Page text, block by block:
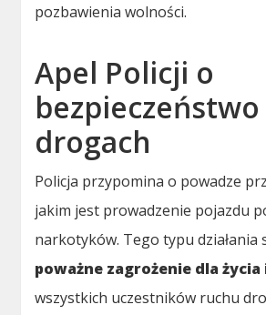
pozbawienia wolności.
Apel Policji o
bezpieczeństwo
drogach
Policja przypomina o powadze
jakim jest prowadzenie pojazdu
narkotyków. Tego typu działania
poważne zagrożenie dla
wszystkich uczestników ruchu